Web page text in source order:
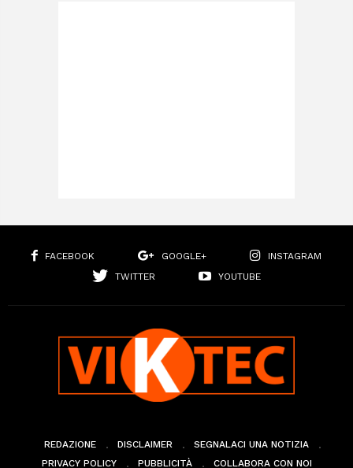
FACEBOOK GOOGLE+
INSTAGRAM
TWITTER
YOUTUBE
REDAZIONE DISCLAIMER
SEGNALACI UNA NOTIZIA
PRIVACY POLICY
PUBBLICITÀ COLLABORA CON NOI